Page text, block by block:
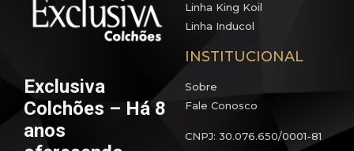
Exclusiva
Colchões – Há 8
anos
Linha King Koil
Linha Inducol
INSTITUCIONAL
Sobre
Fale Conosco
CNPJ: 30.076.650/0001-81